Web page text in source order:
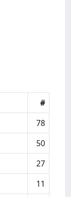
#
78
50
27
11